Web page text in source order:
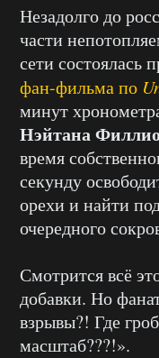
Незадолго до
части
сети состоялась
фан-фильма по
минут
Нэйтана
время
секунду
орехи и найти
очередного
Смотрится всё
добавки. Но
взрывы?! Где
масштаб???!».